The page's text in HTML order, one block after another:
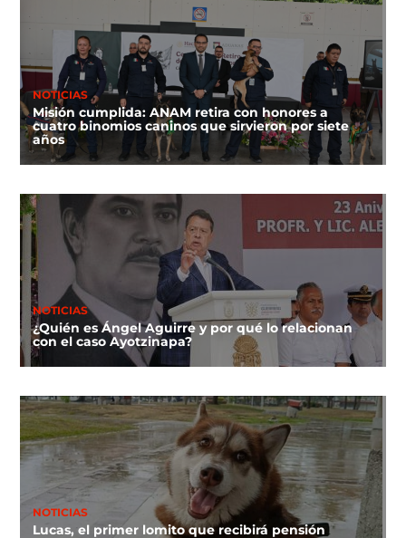
NOTICIAS
Misión cumplida: ANAM retira con honores a
cuatro binomios caninos que sirvieron por siete
años
NOTICIAS
¿Quién es Ángel Aguirre y por qué lo relacionan
con el caso Ayotzinapa?
NOTICIAS
Lucas, el primer lomito que recibirá pensión